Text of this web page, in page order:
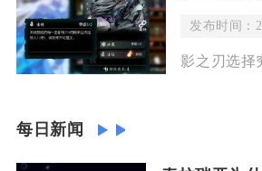
发布时间：
每日新闻